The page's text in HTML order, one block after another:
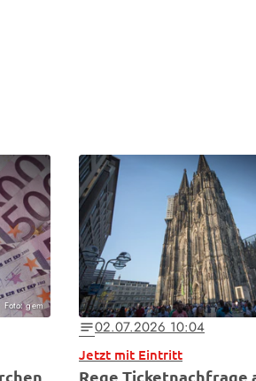
Foto: gem
notes02.07.2026 10:04
Jetzt mit Eintritt
Rege Ticketnachfrage